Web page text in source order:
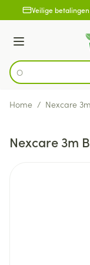
Ga naar de inhoud
1 van 1Veilige betalingen
Menu
Product, merk,
Home / Nexcare
Nexcare 3m